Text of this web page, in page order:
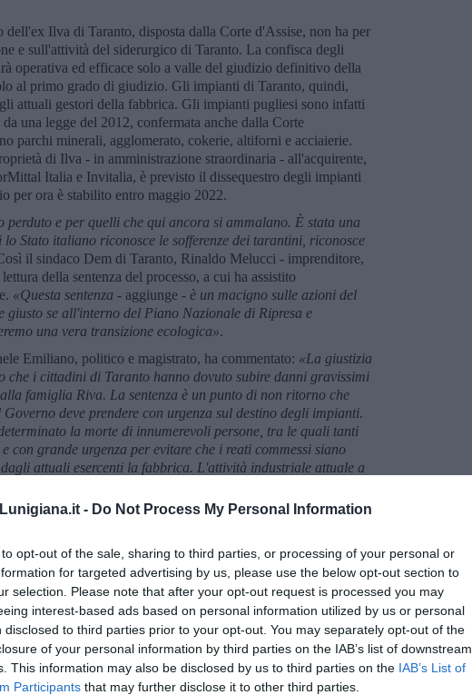
- Do Not Process My Personal Information
opt-out of the sale, sharing to third parties, or processing of your personal or
for targeted advertising by us, please use the below opt-out section to
selection. Please note that after your opt-out request is processed you may
interest-based ads based on personal information utilized by us or personal
disclosed to third parties prior to your opt-out. You may separately opt-out of the
of your personal information by third parties on the IAB’s list of downstream
This information may also be disclosed by us to third parties on the IAB’s List of
Participants that may further disclose it to other third parties.
Ilva di Taranto, disposta dalla Corte d'Assise, non ha per
e sull'attività del siderurgico di Taranto. La confisca degli
operativa ed efficace solo a valle del giudizio definitivo della
al primo grado di giudizio. Gli impianti di Taranto, quindi,
attuali gestori della fabbrica. Gli impianti pugliesi sono infatti
una legge del 2012, confermata anche dalla Corte
parchi minerali, agglomerato, cokerie, altiforni e acciaierie.
di Ilva - in amministrazione straordinaria - all'acquirente,
Italia e Invitalia, è previsto il dissequestro degli impianti
per ora è stabilito entro maggio 2022.
perduto e per quelli che qui ancora si ammalano. È stata una
Stato italiano riconosce le sofferenze dei tarantini, riconosce
il sindaco Dem di Taranto, Rinaldo Melucci - imprenditore,
della sentenza del processo, a cui ha assistito
«Questa sentenza - aggiunge - è un macigno sulle azioni del
giusto se all'interno del Piano Nazionale di Ripresa e
una vera transizione ecologica».
Emiliano, politico e magistrato, ha commentato: «La giustizia
che i cittadini di Taranto hanno dovuto subire danni gravissimi
famiglia Riva. La sentenza è un punto di non ritorno che
deve prendere con urgenza sul destino degli impianti.
la morte di innumerevoli persone, tra le quali tanti
con grande urgenza per evitare che i reati commessi siano
attuali esercenti la fabbrica. L'attività industriale attuale a
e si deve decidere il destino dell'impianto e dei
Lavoro e ambiente entrano drammaticamente in
salute umana non possono essere sacrificate alle esigenze
sembra così semplice, sento che c’è un però e bisogna che
è proprio ineluttabile e insanabile? Non lo so, ma voglio
dipenda dal modello di sviluppo, dalla sottomissione alle
E per tali “logiche” illogiche intendo non solo quelle private,
lo Stato non riesce a sottrarsi e non è in grado di regolare.
a partire dal 1959 con il coinvolgimento del Governo italiano,
per segnarne la crescita e fu scelta Taranto per la sua